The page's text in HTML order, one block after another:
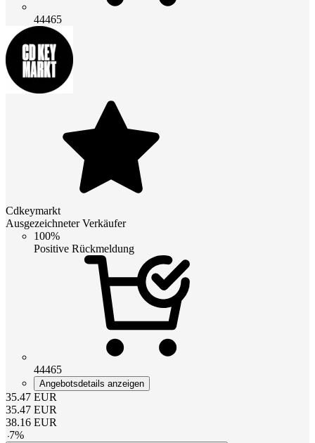
44465
Cdkeymarkt
Ausgezeichneter Verkäufer
100%
Positive Rückmeldung
44465
Angebotsdetails anzeigen
35.47 EUR
35.47 EUR
38.16 EUR
-7%